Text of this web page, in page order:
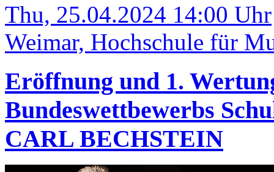
Thu, 25.04.2024 14:00 Uhr
Weimar, Hochschule für
Eröffnung und 1.
Bundeswettbewerbs
CARL BECHSTEIN